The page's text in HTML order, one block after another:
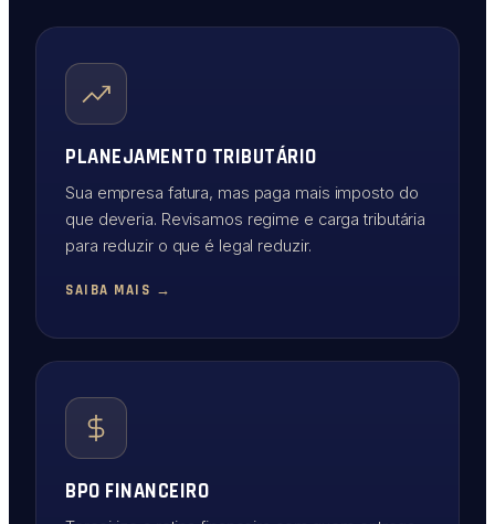
PLANEJAMENTO TRIBUTÁRIO
Sua empresa fatura, mas paga mais imposto do
que deveria. Revisamos regime e carga tributária
para reduzir o que é legal reduzir.
SAIBA MAIS →
BPO FINANCEIRO